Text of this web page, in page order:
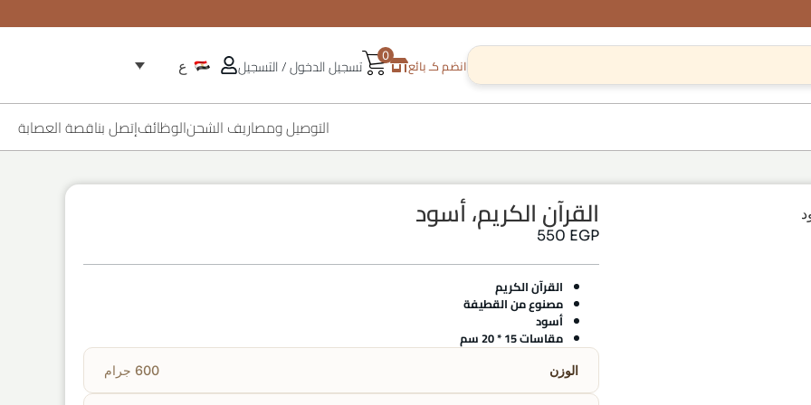
انضم كـ بائع 0 تسجيل الدخول / التسجيل ع
التوصيل ومصاريف الشحنالوظائفإتصل بناقصة العصابة
القرآن الكريم، أسود
550 EGP
القرآن الكريم
مصنوع من القطيفة
أسود
مقاسات 15 * 20 سم
الوزن 600 جرام